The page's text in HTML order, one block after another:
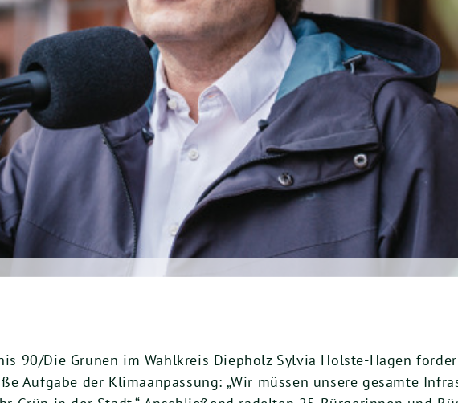
90/Die Grünen im Wahlkreis Diepholz Sylvia Holste-Hagen
Aufgabe der Klimaanpassung: „Wir müssen unsere gesamte